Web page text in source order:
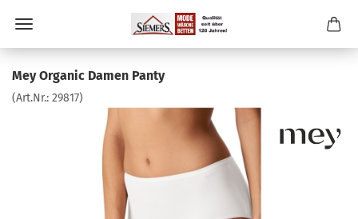
Mey Organic Damen Panty
(Art.Nr.: 29817)